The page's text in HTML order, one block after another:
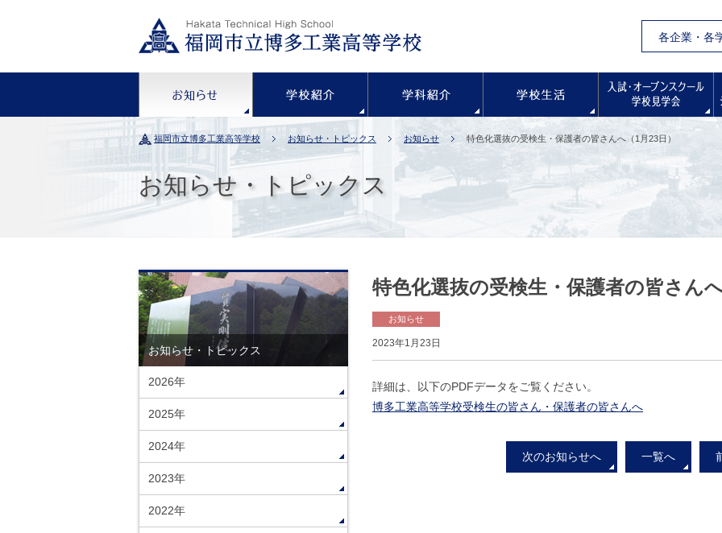
各企業・各
学校生活
福岡市立博多工業高等学校 お知らせ・トピックス お知らせ 特色化選抜の受検生・保護者の皆さんへ（1月23日）
お知らせ・トピックス
特色化選抜の受検生・保護者の皆さんへ
お知らせ
2023年1月23日
詳細は、以下のPDFデータをご覧ください。
博多工業高等学校受検生の皆さん・保護者の皆さんへ
次のお知らせへ 一覧へ
お知らせ・トピックス
2026年
2025年
2024年
2023年
2022年